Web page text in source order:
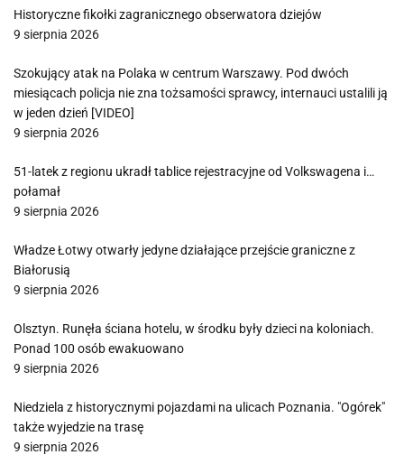
Historyczne fikołki zagranicznego obserwatora dziejów
9 sierpnia 2026
Szokujący atak na Polaka w centrum Warszawy. Pod dwóch
miesiącach policja nie zna tożsamości sprawcy, internauci ustalili ją
w jeden dzień [VIDEO]
9 sierpnia 2026
51-latek z regionu ukradł tablice rejestracyjne od Volkswagena i…
połamał
9 sierpnia 2026
Władze Łotwy otwarły jedyne działające przejście graniczne z
Białorusią
9 sierpnia 2026
Olsztyn. Runęła ściana hotelu, w środku były dzieci na koloniach.
Ponad 100 osób ewakuowano
9 sierpnia 2026
Niedziela z historycznymi pojazdami na ulicach Poznania. "Ogórek"
także wyjedzie na trasę
9 sierpnia 2026